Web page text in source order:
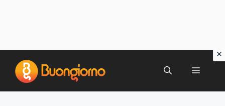
contenuto
MENU